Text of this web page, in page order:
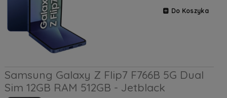
Do Koszyka
Samsung Galaxy Z Flip7 F766B 5G Dual
Sim 12GB RAM 512GB - Jetblack